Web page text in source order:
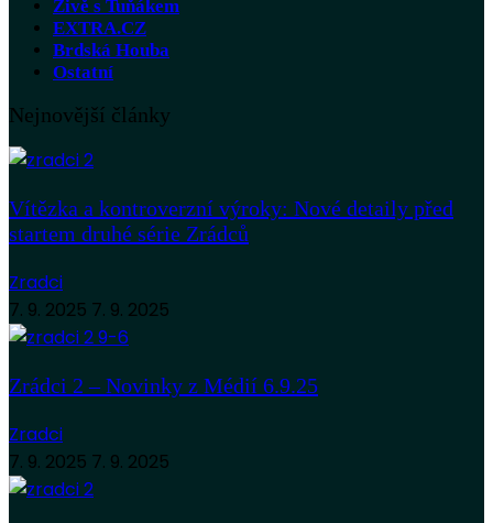
Živě s Tuňákem
EXTRA.CZ
Brdská Houba
Ostatní
Nejnovější články
Vítězka a kontroverzní výroky: Nové detaily před
startem druhé série Zrádců
Zradci
7. 9. 2025 7. 9. 2025
Zrádci 2 – Novinky z Médií 6.9.25
Zradci
7. 9. 2025 7. 9. 2025